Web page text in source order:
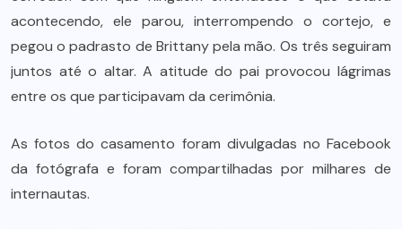
acontecendo, ele parou, interrompendo o cortejo, e
pegou o padrasto de Brittany pela mão. Os três seguiram
juntos até o altar. A atitude do pai provocou lágrimas
entre os que participavam da cerimônia.
As fotos do casamento foram divulgadas no Facebook
da fotógrafa e foram compartilhadas por milhares de
internautas.